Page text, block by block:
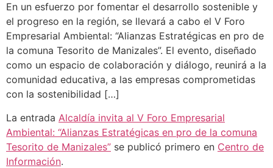
En un esfuerzo por fomentar el desarrollo sostenible y
el progreso en la región, se llevará a cabo el V Foro
Empresarial Ambiental: “Alianzas Estratégicas en pro de
la comuna Tesorito de Manizales”. El evento, diseñado
como un espacio de colaboración y diálogo, reunirá a la
comunidad educativa, a las empresas comprometidas
con la sostenibilidad […]
La entrada Alcaldía invita al V Foro Empresarial
Ambiental: “Alianzas Estratégicas en pro de la comuna
Tesorito de Manizales” se publicó primero en Centro de
Información.